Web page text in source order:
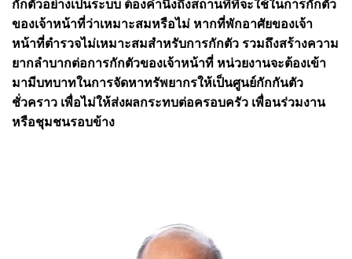
กักตัวอย่างเป็นระบบ ต้องคำนึงถึงสถานที่ที่จะใช้ในการกักตัว
ของเจ้าหน้าที่ว่าเหมาะสมหรือไม่ หากที่พักอาศัยของเจ้า
หน้าที่ตำรวจไม่เหมาะสมสำหรับการกักตัว รวมถึงสร้างความ
ยากลำบากต่อการกักตัวของเจ้าหน้าที่ หน่วยงานจะต้องเข้า
มามีบทบาทในการจัดหาทรัพยากรให้เป็นศูนย์กักกันตัว
ชั่วคราว เพื่อไม่ให้ส่งผลกระทบต่อครอบครัว เพื่อนร่วมงาน
หรือชุมชนรอบข้าง